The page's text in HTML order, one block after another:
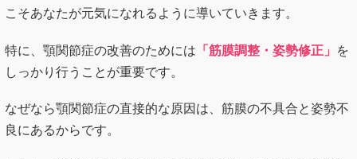
こそあなたが元気になれるように導いていきます。
特に、顎関節症の改善のためには 「筋膜調整・姿勢修正」
を
しっかり行うことが重要です。
なぜなら顎関節症の直接的な原因は、筋膜の不具合と姿勢不
良にあるからです。